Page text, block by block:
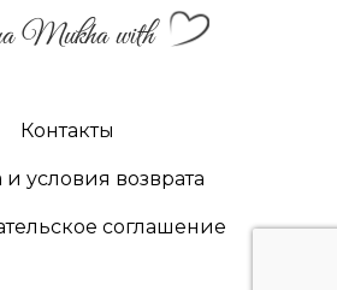
Mukha with
Контакты
и условия возврата
соглашение